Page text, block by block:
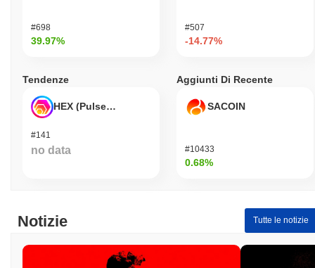
#698
39.97%
#507
-14.77%
Tendenze
HEX (Pulsechain)
#141
no data
Aggiunti Di Recente
SACOIN
#10433
0.68%
Notizie Tutte le notizie